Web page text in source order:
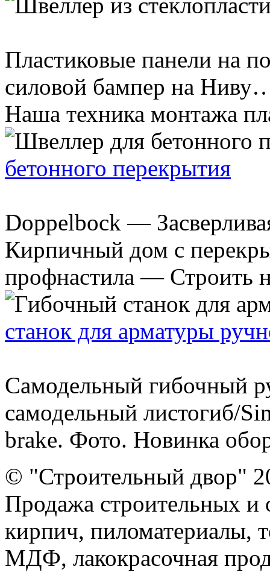
Пластиковые панели на
силовой бампер на
Наша техника монтажа
бетонного перекрытия
Doppelbock —
Кирпичный дом с
профнастила — Строить
станок для арматуры
Самодельный гибочный
самодельный листогиб/
brake. Фото. Новинка
© "Строительный двор"
Продажа строительных и
кирпич, пиломатериалы,
МДФ, лакокрасочная